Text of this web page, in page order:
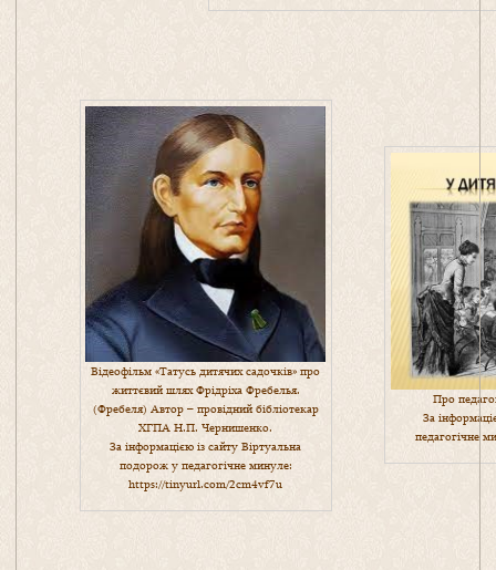
Відеофільм «Татусь дитячих садочків» про
життєвий шлях Фрідріха Фребелья.
(Фребеля) Автор – провідний бібліотекар
ХГПА Н.П. Чернишенко.
За інформацією із сайту Віртуальна
подорож у педагогічне минуле:
https://tinyurl.com/2cm4vf7u
Про
За
педагогічне